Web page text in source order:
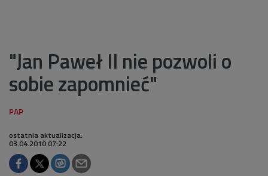
"Jan Paweł II nie pozwoli o
sobie zapomnieć"
ostatnia aktualizacja:
03.04.2010 07:22